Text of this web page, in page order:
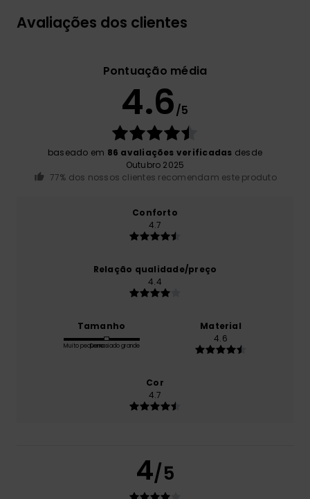
Avaliações dos clientes
Pontuação média
4.6/5
baseado em 86 avaliações verificadas desde
Outubro 2025
77% dos nossos clientes recomendam este produto
Conforto
4.7
Relação qualidade/preço
4.4
Tamanho
Muito pequenoDemasiado grande
Material
4.6
Cor
4.7
4/5